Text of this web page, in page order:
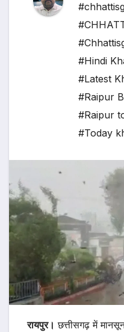
#Hindi
#Latest
#Raipur
#Raipur
#Today
रायपुर। छत्तीसगढ़ में